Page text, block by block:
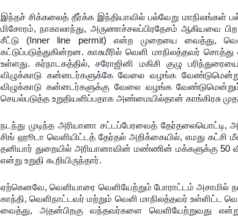
இந்தச் சிக்கலைத் தீர்க்க இந்தியாவில் பல்வேறு மாநிலங்கள்
மிசோரம், நாகாலாந்து, அருணாச்சலப்பிரதேசம் ஆகியவை
சீட்டு (Inner line permit) என்ற முறையை வைத்து,
கட்டுப்படுத்துகின்றன. காசுமீரில் வெளி மாநிலத்தவர்
உள்ளது. கர்நாடகத்தில், சரோஜினி மகிசி குழு
விழுக்காடு கன்னடர்களுக்கே வேலை வழங்க
விழுக்காடு கன்னடர்களுக்கு வேலை வழங்க
செயல்படுத்த உறுதியளிப்பதாக அண்மையில்தான் காங்கிரசு
நடந்து முடிந்த அரியானா சட்டப்பேரவைத் தேர்தலையொட்டி,
சிங் ஹூடா வெளியிட்டத் தேர்தல் அறிக்கையில், எமது கட்சி
தனியார் துறையில் அரியானாவின் மண்ணின் மக்களுக்கு 50
என்று உறுதி கூறியிருந்தார்.
ஏற்கெனவே, வெளியாரை வெளியேற்றும் போராட்டம் அசாமில்
காந்தி, வெளிநாட்டவர் மற்றும் வெளி மாநிலத்தவர் உள்ளிட்ட
வைத்து, அதன்பிறகு வந்தவர்களை வெளியேற்றுவது